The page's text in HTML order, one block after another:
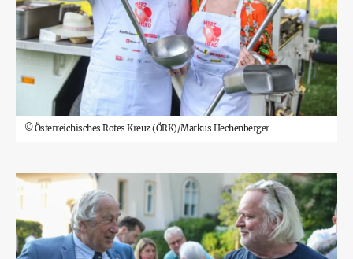
©Österreichisches Rotes Kreuz (ÖRK)/Markus Hechenberger